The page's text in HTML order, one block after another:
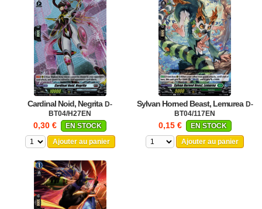
Cardinal Noid, Negrita D-
BT04/H27EN
0,30 €
EN STOCK
Ajouter au panier
Sylvan Horned Beast, Lemurea D-
BT04/117EN
0,15 €
EN STOCK
Ajouter au panier